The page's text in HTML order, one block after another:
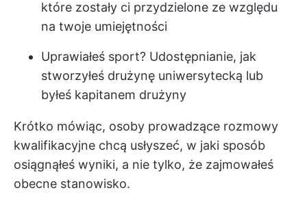
które zostały ci przydzielone ze względu
na twoje umiejętności
Uprawiałeś sport? Udostępnianie, jak
stworzyłeś drużynę uniwersytecką lub
byłeś kapitanem drużyny
Krótko mówiąc, osoby prowadzące rozmowy
kwalifikacyjne chcą usłyszeć, w jaki sposób
osiągnąłeś wyniki, a nie tylko, że zajmowałeś
obecne stanowisko.